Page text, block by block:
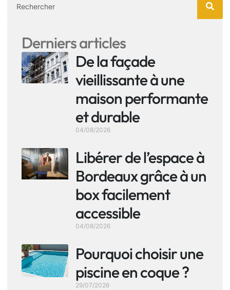
Derniers articles
De la façade
vieillissante à une
maison performante
et durable
04/08/2026
Libérer de l’espace à
Bordeaux grâce à un
box facilement
accessible
04/08/2026
Pourquoi choisir une
piscine en coque ?
29/07/2026